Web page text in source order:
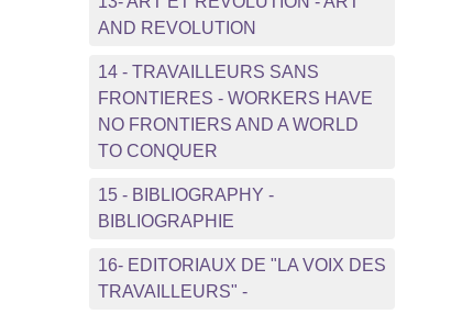
AND REVOLUTION
14 - TRAVAILLEURS SANS
FRONTIERES - WORKERS HAVE
NO FRONTIERS AND A WORLD
TO CONQUER
15 - BIBLIOGRAPHY -
BIBLIOGRAPHIE
16- EDITORIAUX DE "LA VOIX DES
TRAVAILLEURS" -